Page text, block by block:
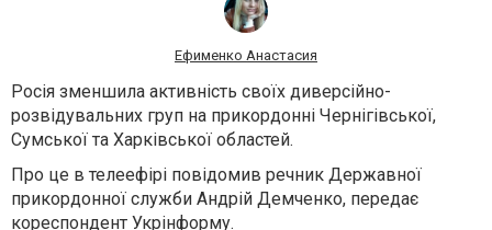
Ефименко Анастасия
Росія зменшила активність своїх диверсійно-
розвідувальних груп на прикордонні Чернігівської,
Сумської та Харківської областей.
Про це в телеефірі повідомив речник Державної
прикордонної служби Андрій Демченко, передає
кореспондент Укрінформу.